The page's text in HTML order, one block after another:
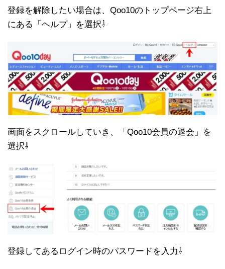
登録を解除したい場合は、Qoo10のトップページ右上
にある「ヘルプ」を選択⇩
画面をスクロールしていき、「Qoo10会員の退会」を
選択⇩
登録してあるログイン時のパスワードを入力⇩